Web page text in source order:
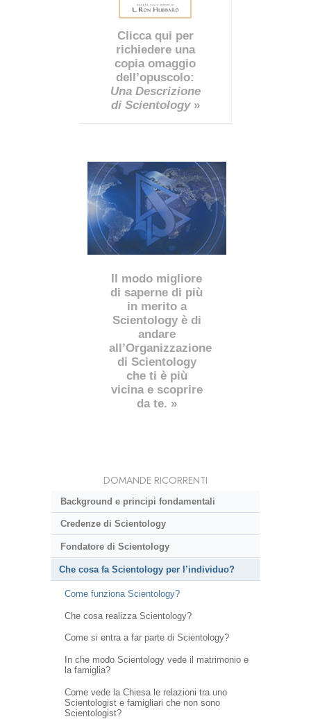
Clicca qui per
richiedere una
copia omaggio
dell’opuscolo:
Una Descrizione
di Scientology»
Il modo migliore
di saperne di più
in merito a
Scientology è di
andare
all’Organizzazione
di Scientology
che ti è più
vicina e scoprire
da te. »
DOMANDE RICORRENTI
Background e principi fondamentali
Credenze di Scientology
Fondatore di Scientology
Che cosa fa Scientology per l’individuo?
Come funziona Scientology?
Che cosa realizza Scientology?
Come si entra a far parte di Scientology?
In che modo Scientology vede il matrimonio e
la famiglia?
Come vede la Chiesa le relazioni tra uno
Scientologist e famigliari che non sono
Scientologist?